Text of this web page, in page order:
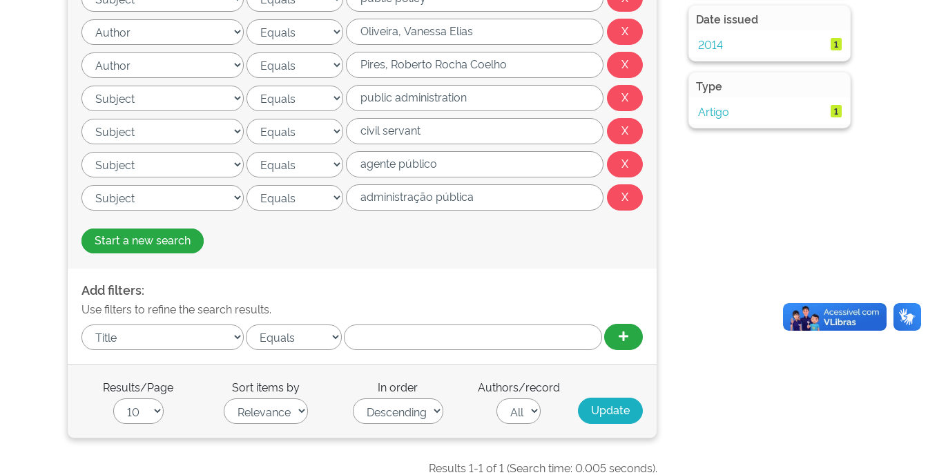
Start a new search
Add filters:
Use filters to refine the search results.
Results/Page Sort items by In order Authors/record
Results 1-1 of 1 (Search time: 0.005 seconds).
Date issued
2014
1
Type
Artigo
1